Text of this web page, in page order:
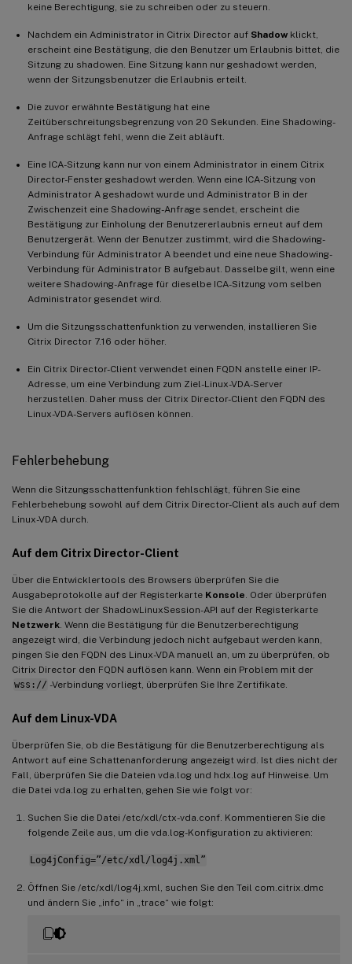
keine Berechtigung, sie zu schreiben oder zu steuern.
Nachdem ein Administrator in Citrix Director auf Shadow klickt,
erscheint eine Bestätigung, die den Benutzer um Erlaubnis bittet, die
Sitzung zu shadowen. Eine Sitzung kann nur geshadowt werden,
wenn der Sitzungsbenutzer die Erlaubnis erteilt.
Die zuvor erwähnte Bestätigung hat eine
Zeitüberschreitungsbegrenzung von 20 Sekunden. Eine Shadowing-
Anfrage schlägt fehl, wenn die Zeit abläuft.
Eine ICA-Sitzung kann nur von einem Administrator in einem Citrix
Director-Fenster geshadowt werden. Wenn eine ICA-Sitzung von
Administrator A geshadowt wurde und Administrator B in der
Zwischenzeit eine Shadowing-Anfrage sendet, erscheint die
Bestätigung zur Einholung der Benutzererlaubnis erneut auf dem
Benutzergerät. Wenn der Benutzer zustimmt, wird die Shadowing-
Verbindung für Administrator A beendet und eine neue Shadowing-
Verbindung für Administrator B aufgebaut. Dasselbe gilt, wenn eine
weitere Shadowing-Anfrage für dieselbe ICA-Sitzung vom selben
Administrator gesendet wird.
Um die Sitzungsschattenfunktion zu verwenden, installieren Sie
Citrix Director 7.16 oder höher.
Ein Citrix Director-Client verwendet einen FQDN anstelle einer IP-
Adresse, um eine Verbindung zum Ziel-Linux-VDA-Server
herzustellen. Daher muss der Citrix Director-Client den FQDN des
Linux-VDA-Servers auflösen können.
Fehlerbehebung
Wenn die Sitzungsschattenfunktion fehlschlägt, führen Sie eine
Fehlerbehebung sowohl auf dem Citrix Director-Client als auch auf dem
Linux-VDA durch.
Auf dem Citrix Director-Client
Über die Entwicklertools des Browsers überprüfen Sie die
Ausgabeprotokolle auf der Registerkarte Konsole . Oder überprüfen
Sie die Antwort der ShadowLinuxSession-API auf der Registerkarte
Netzwerk . Wenn die Bestätigung für die Benutzerberechtigung
angezeigt wird, die Verbindung jedoch nicht aufgebaut werden kann,
pingen Sie den FQDN des Linux-VDA manuell an, um zu überprüfen, ob
Citrix Director den FQDN auflösen kann. Wenn ein Problem mit der
wss:// -Verbindung vorliegt, überprüfen Sie Ihre Zertifikate.
Auf dem Linux-VDA
Überprüfen Sie, ob die Bestätigung für die Benutzerberechtigung als
Antwort auf eine Schattenanforderung angezeigt wird. Ist dies nicht der
Fall, überprüfen Sie die Dateien vda.log und hdx.log auf Hinweise. Um
die Datei vda.log zu erhalten, gehen Sie wie folgt vor:
Suchen Sie die Datei /etc/xdl/ctx-vda.conf. Kommentieren Sie die
folgende Zeile aus, um die vda.log-Konfiguration zu aktivieren:
Log4jConfig=”/etc/xdl/log4j.xml”
Öffnen Sie /etc/xdl/log4j.xml, suchen Sie den Teil com.citrix.dmc
und ändern Sie „info“ in „trace“ wie folgt: